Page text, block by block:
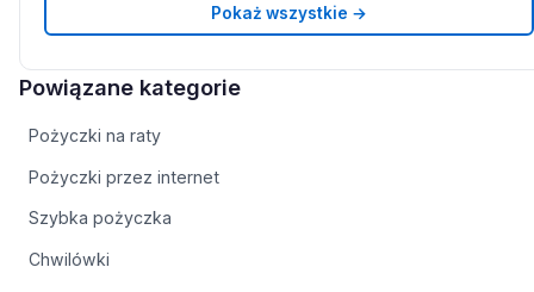
Pokaż wszystkie →
Powiązane kategorie
Pożyczki na raty
Pożyczki przez internet
Szybka pożyczka
Chwilówki